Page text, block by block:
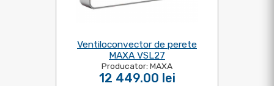
Ventiloconvector de perete
MAXA VSL27
Producator: MAXA
12 449.00 lei